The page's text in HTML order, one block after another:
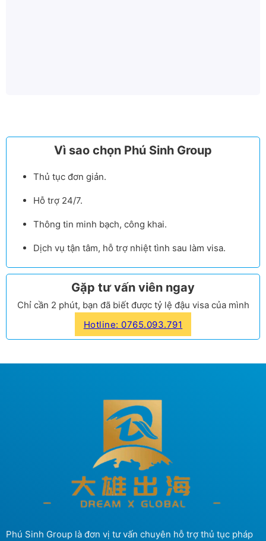
Vì sao chọn Phú Sinh Group
Thủ tục đơn giản.
Hỗ trợ 24/7.
Thông tin minh bạch, công khai.
Dịch vụ tận tâm, hỗ trợ nhiệt tình sau làm visa.
Gặp tư vấn viên ngay
Chỉ cần 2 phút, bạn đã biết được tỷ lệ đậu visa của mình
Hotline: 0765.093.791
Phú Sinh Group là đơn vị tư vấn chuyên hỗ trợ thủ tục pháp